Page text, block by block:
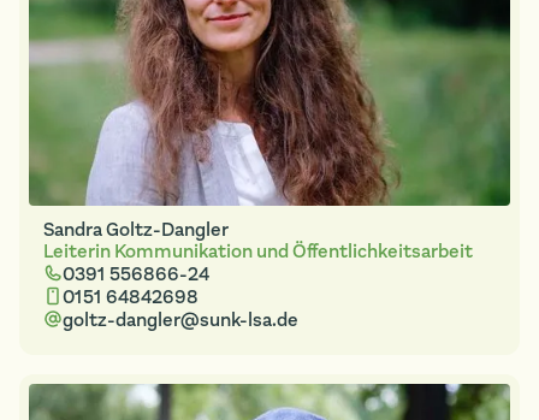
Sandra Goltz-Dangler
Leiterin Kommunikation und Öffentlichkeitsarbeit
0391 556866-24
0151 64842698
goltz-dangler@sunk-lsa.de